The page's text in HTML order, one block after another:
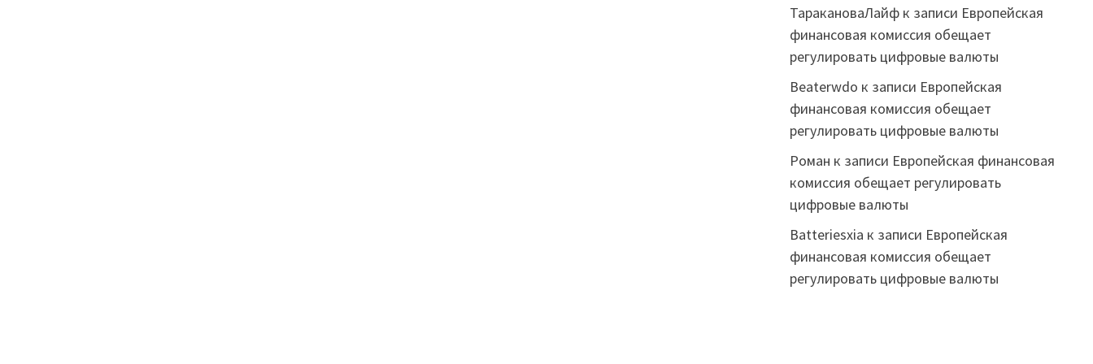
ТаракановаЛайфк записи Европейская
финансовая комиссия обещает
регулировать цифровые валюты
Beaterwdo к записи Европейская
финансовая комиссия обещает
регулировать цифровые валюты
Роман к записи Европейская финансовая
комиссия обещает регулировать
цифровые валюты
Batteriesxia к записи Европейская
финансовая комиссия обещает
регулировать цифровые валюты